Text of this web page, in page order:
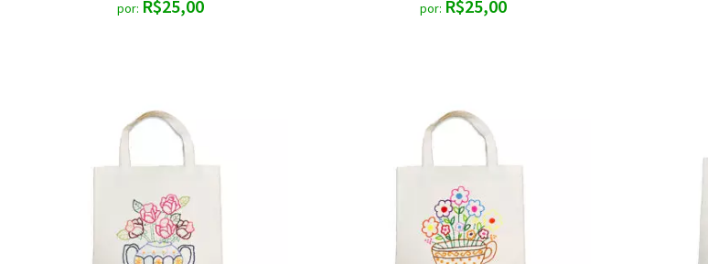
por: R$25,00 por: R$25,00